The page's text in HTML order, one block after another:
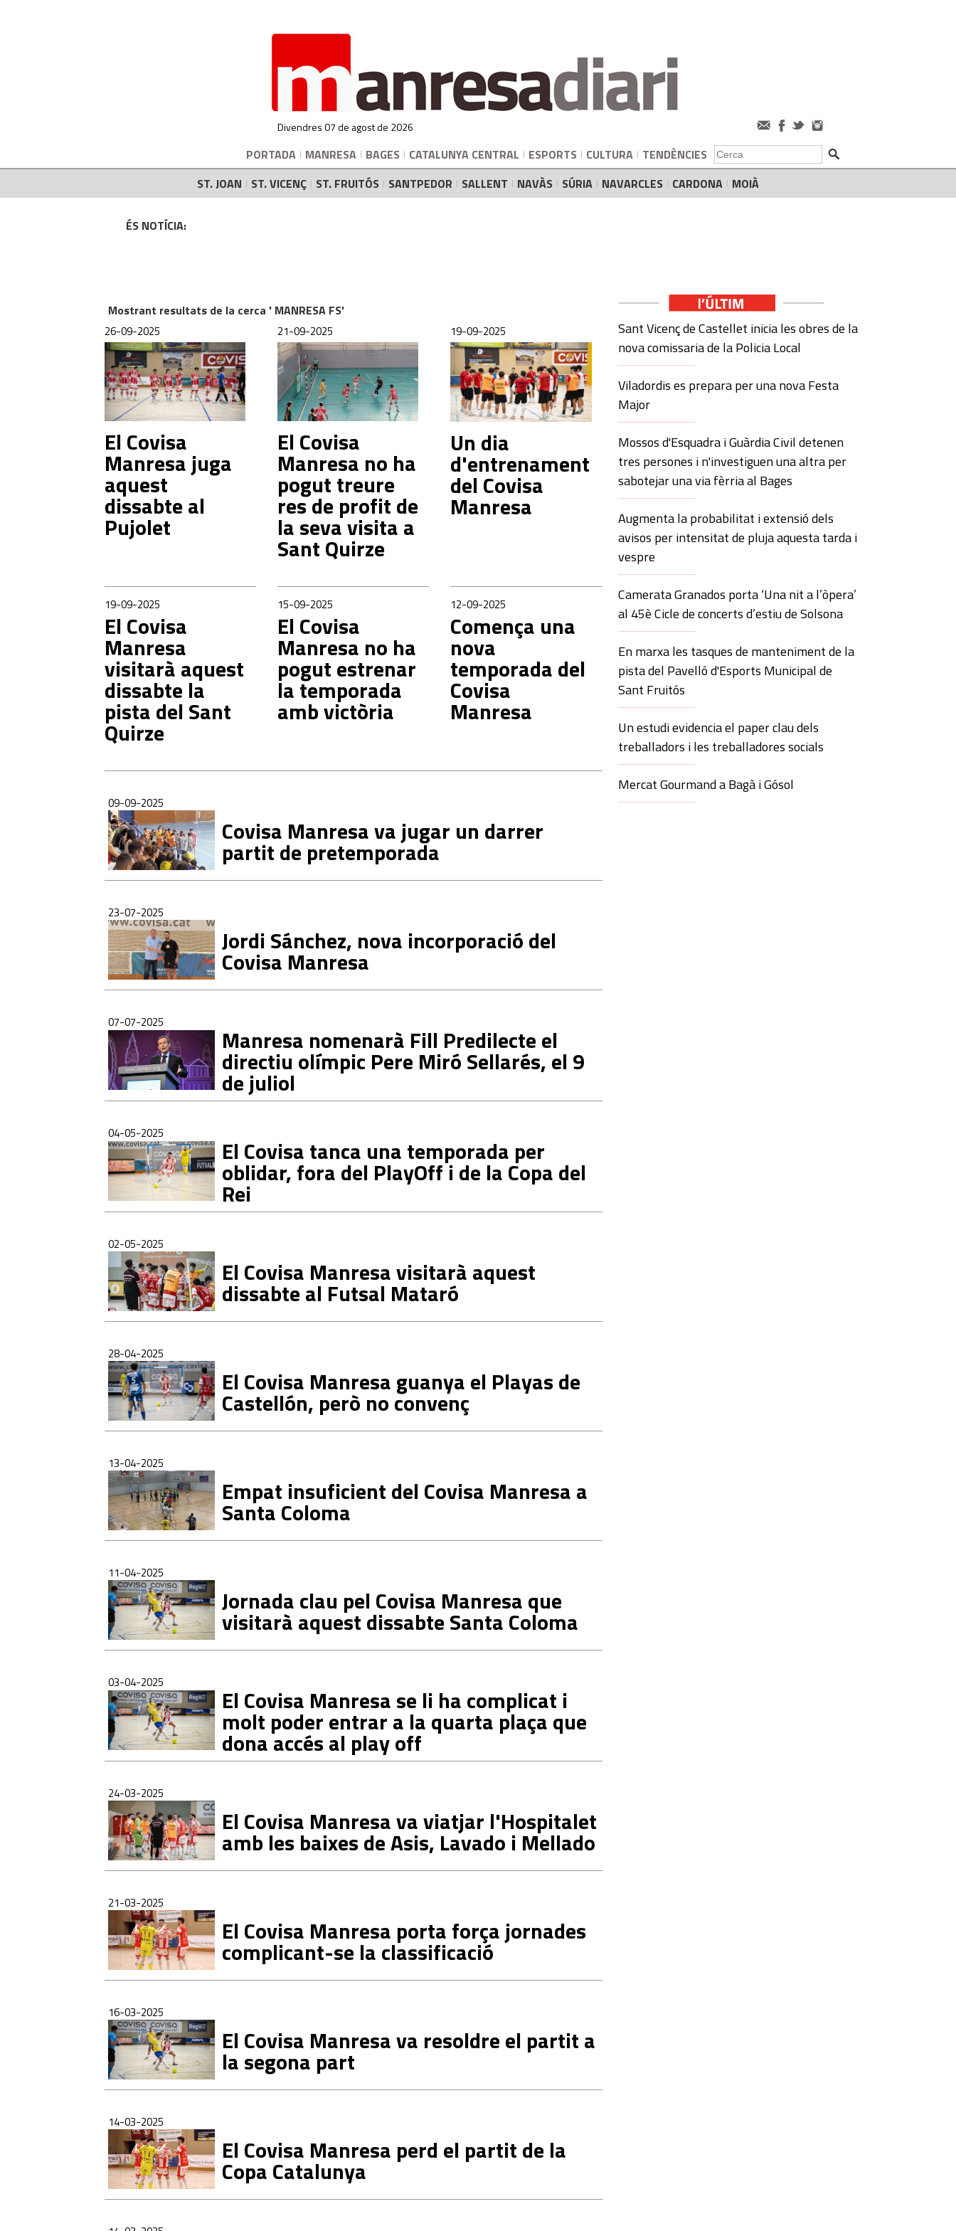
Divendres 07 de agost de 2026
PORTADA MANRESA BAGES CATALUNYA CENTRAL ESPORTS CULTURA TENDÈNCIES
ST. JOAN
ST. VICENÇ ST. FRUITÓS SANTPEDOR SALLENT NAVÀS SÚRIA NAVARCLES CARDONA MOIÀ
ÉS NOTÍCIA:
Mostrant resultats de la cerca ' MANRESA FS'
26-09-2025
El Covisa
Manresa juga
aquest
dissabte al
Pujolet
21-09-2025
El Covisa
Manresa no ha
pogut treure
res de profit de
la seva visita a
Sant Quirze
19-09-2025
Un dia
d'entrenament
del Covisa
Manresa
19-09-2025
El Covisa
Manresa
visitarà aquest
dissabte la
pista del Sant
Quirze
15-09-2025
El Covisa
Manresa no ha
pogut estrenar
la temporada
amb victòria
12-09-2025
Comença una
nova
temporada del
Covisa
Manresa
09-09-2025
Covisa Manresa va jugar un darrer
partit de pretemporada
23-07-2025
Jordi Sánchez, nova incorporació del
Covisa Manresa
07-07-2025
Manresa nomenarà Fill Predilecte el
directiu olímpic Pere Miró Sellarés, el 9
de juliol
04-05-2025
El Covisa tanca una temporada per
oblidar, fora del PlayOff i de la Copa del
Rei
02-05-2025
El Covisa Manresa visitarà aquest
dissabte al Futsal Mataró
28-04-2025
El Covisa Manresa guanya el Playas de
Castellón, però no convenç
13-04-2025
Empat insuficient del Covisa Manresa a
Santa Coloma
11-04-2025
Jornada clau pel Covisa Manresa que
visitarà aquest dissabte Santa Coloma
03-04-2025
El Covisa Manresa se li ha complicat i
molt poder entrar a la quarta plaça que
dona accés al play off
24-03-2025
El Covisa Manresa va viatjar l'Hospitalet
amb les baixes de Asis, Lavado i Mellado
21-03-2025
El Covisa Manresa porta força jornades
complicant-se la classificació
16-03-2025
El Covisa Manresa va resoldre el partit a
la segona part
14-03-2025
El Covisa Manresa perd el partit de la
Copa Catalunya
Sant Vicenç de Castellet inicia les obres de la
nova comissaria de la Policia Local
Viladordis es prepara per una nova Festa
Major
Mossos d'Esquadra i Guàrdia Civil detenen
tres persones i n'investiguen una altra per
sabotejar una via fèrria al Bages
Augmenta la probabilitat i extensió dels
avisos per intensitat de pluja aquesta tarda i
vespre
Camerata Granados porta ‘Una nit a l’òpera’
al 45è Cicle de concerts d’estiu de Solsona
En marxa les tasques de manteniment de la
pista del Pavelló d'Esports Municipal de
Sant Fruitós
Un estudi evidencia el paper clau dels
treballadors i les treballadores socials
Mercat Gourmand a Bagà i Gósol